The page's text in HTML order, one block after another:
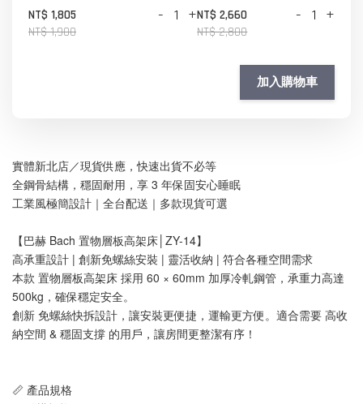
NT$ 1,805
NT$ 1,900
- +NT$ 2,660
NT$ 2,800
- +
加入購物車
實體新北店／現貨供應，快速出貨不必等
全鋼骨結構，穩固耐用，享 3 年保固安心睡眠
工業風極簡設計｜全台配送｜多款現貨可選
【巴赫 Bach 置物層板高架床│ZY-14】
高承重設計 | 創新免螺絲安裝 | 靈活收納 | 符合各種空間需求
本款 置物層板高架床 採用 60 × 60mm 加厚冷軋鋼管，承重力高達
500kg，確保穩定安全。
創新 免螺絲快拆設計，讓安裝更便捷，運輸更方便。適合需要 高收
納空間 & 穩固支撐 的用戶，讓房間更整潔有序！
📏 產品規格